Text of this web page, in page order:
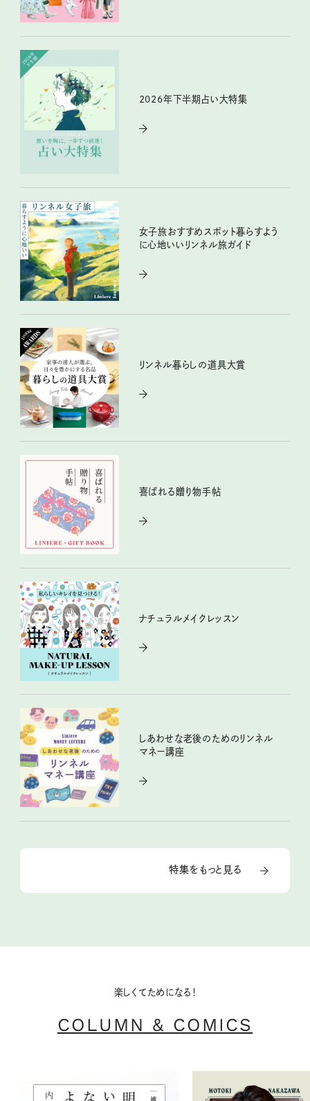
2026年下半期占い大特集
女子旅おすすめスポット暮らすよう
に心地いいリンネル旅ガイド
リンネル暮らしの道具大賞
喜ばれる贈り物手帖
ナチュラルメイクレッスン
しあわせな老後のためのリンネル
マネー講座
特集をもっと見る
楽しくてためになる！
COLUMN & COMICS